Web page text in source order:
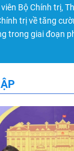
Bộ Chính trị,
trị về tăng
trong giai đoạn